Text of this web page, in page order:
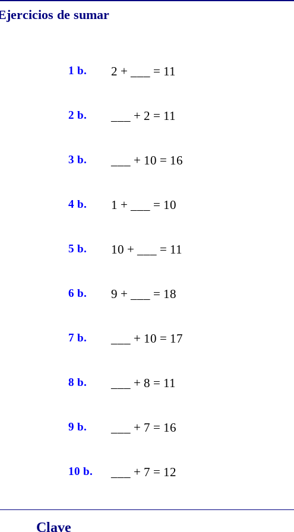
de sumar
1 b. 2 + ___ = 11
2 b. ___ + 2 = 11
3 b. ___ + 10 = 16
4 b. 1 + ___ = 10
5 b. 10 + ___ = 11
6 b. 9 + ___ = 18
7 b. ___ + 10 = 17
8 b. ___ + 8 = 11
9 b. ___ + 7 = 16
10 b. ___ + 7 = 12
Clave